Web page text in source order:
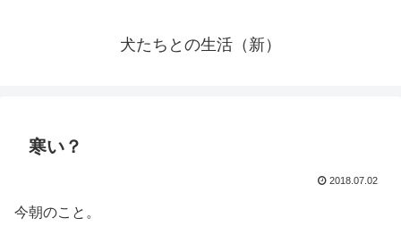
犬たちとの生活（新）
寒い？
2018.07.02
今朝のこと。